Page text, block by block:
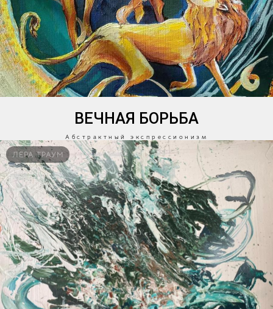
ВЕЧНАЯ БОРЬБА
Абстрактный экспрессионизм
ЛЕРА ТРАУМ